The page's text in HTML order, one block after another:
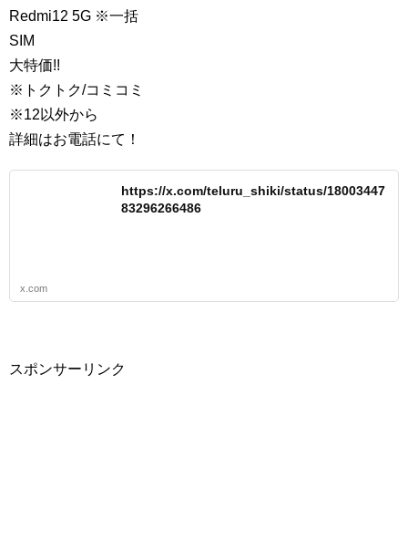
Redmi12 5G ※一括
SIM
大特価!!
※トクトク/コミコミ
※12以外から
詳細はお電話にて！
https://x.com/teluru_shiki/status/18003447
83296266486
x.com
スポンサーリンク